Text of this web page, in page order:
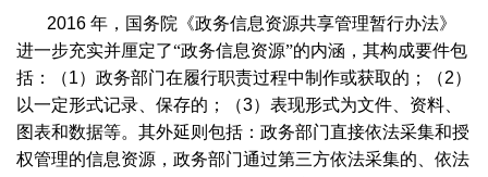
2016 年，国务院《政务信息资源共享管理暂行办法》
进一步充实并厘定了“政务信息资源”的内涵，其构成要件包
括：（1）政务部门在履行职责过程中制作或获取的；（2）
以一定形式记录、保存的；（3）表现形式为文件、资料、
图表和数据等。其外延则包括：政务部门直接依法采集和授
权管理的信息资源，政务部门通过第三方依法采集的、依法